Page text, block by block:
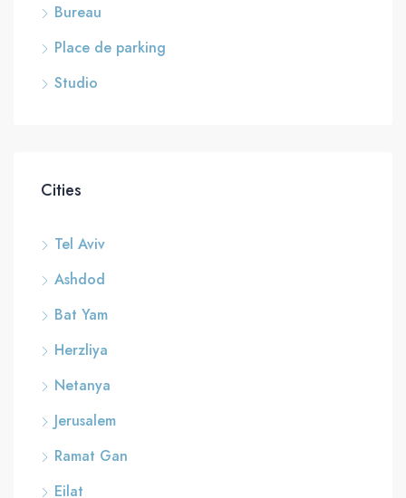
Bureau
Place de parking
Studio
Cities
Tel Aviv
Ashdod
Bat Yam
Herzliya
Netanya
Jerusalem
Ramat Gan
Eilat